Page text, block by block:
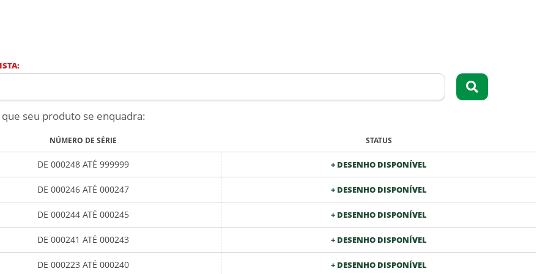
seu produto se enquadra:
NÚMERO DE SÉRIE STATUS
DE 000248 ATÉ 999999 + DESENHO DISPONÍVEL
DE 000246 ATÉ 000247 + DESENHO DISPONÍVEL
DE 000244 ATÉ 000245 + DESENHO DISPONÍVEL
DE 000241 ATÉ 000243 + DESENHO DISPONÍVEL
DE 000223 ATÉ 000240 + DESENHO DISPONÍVEL